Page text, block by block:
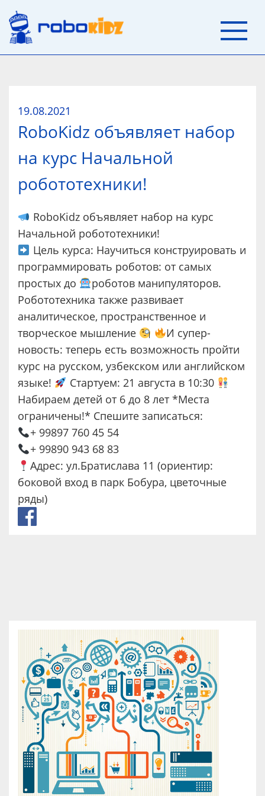
19.08.2021
RoboKidz объявляет набор
на курс Начальной
робототехники!
RoboKidz объявляет набор на курс
Начальной робототехники!
Цель курса: Научиться конструировать и
программировать роботов: от самых
простых до
роботов манипуляторов.
Робототехника также развивает
аналитическое, пространственное и
творческое мышление
И супер-
новость: теперь есть возможность пройти
курс на русском, узбекском или английском
языке!
Стартуем: 21 августа в 10:30
Набираем детей от 6 до 8 лет *Места
ограничены!* Спешите записаться:
+ 99897 760 45 54
+ 99890 943 68 83
Адрес: ул.Братислава 11 (ориентир:
боковой вход в парк Бобура, цветочные
ряды)